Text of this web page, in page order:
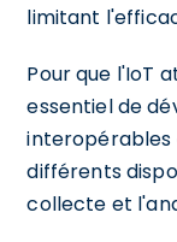
limitant
Pour que l'IoT
essentiel de
interopérables
différents
collecte et